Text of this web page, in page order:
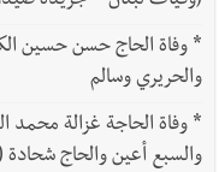
*
والحريري وسالم
*
والسبع أعين والحاج